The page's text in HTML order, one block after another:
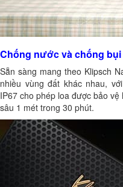
Chống nước và chống bụi
Sẵn sàng mang theo Klipsch
nhiều vùng đất khác nhau,
IP67 cho phép loa được bảo
sâu 1 mét trong 30 phút.